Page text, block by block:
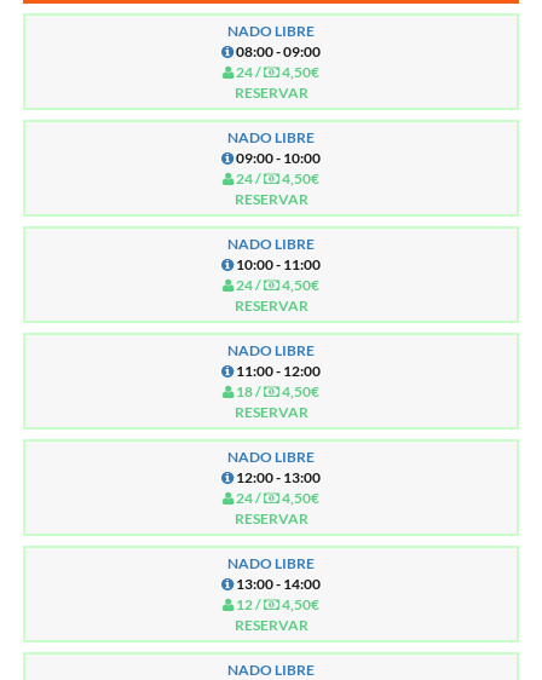
NADO LIBRE
08:00 - 09:00
24 /
4,50€
RESERVAR
NADO LIBRE
09:00 - 10:00
24 /
4,50€
RESERVAR
NADO LIBRE
10:00 - 11:00
24 /
4,50€
RESERVAR
NADO LIBRE
11:00 - 12:00
18 /
4,50€
RESERVAR
NADO LIBRE
12:00 - 13:00
24 /
4,50€
RESERVAR
NADO LIBRE
13:00 - 14:00
12 /
4,50€
RESERVAR
NADO LIBRE